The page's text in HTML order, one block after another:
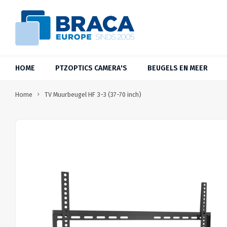
HOME PTZOPTICS CAMERA'S BEUGELS EN MEER
Home TV Muurbeugel HF 3-3 (37-70 inch)